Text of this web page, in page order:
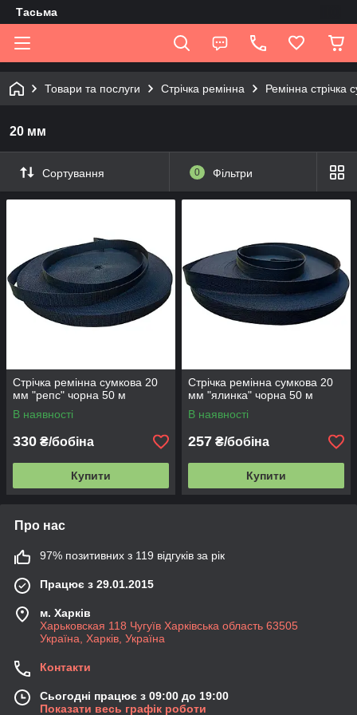
Tасьма
Товари та послуги Стрічка ремінна Ремінна стрічка
20 мм
Сортування 0 Фільтри
Стрічка ремінна сумкова 20
мм "репс" чорна 50 м
В наявності
330 ₴/бобіна
Купити
Стрічка ремінна сумкова 20
мм "ялинка" чорна 50 м
В наявності
257 ₴/бобіна
Купити
Про нас
97% позитивних з 119 відгуків за рік
Працює з 29.01.2015
м. Харків
Харьковская 118 Чугуїв Харківська область 63505
Україна, Харків, Україна
Контакти
Сьогодні працює з 09:00 до 19:00
Показати весь графік роботи